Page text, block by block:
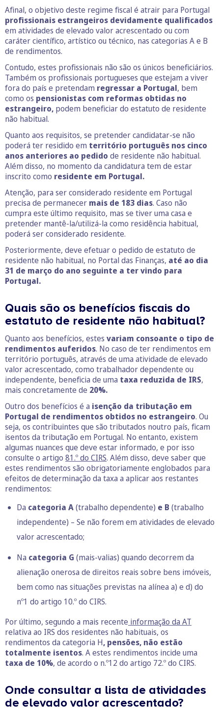
Afinal, o objetivo deste regime fiscal é atrair para Portugal
profissionais estrangeiros devidamente qualificados
em atividades de elevado valor acrescentado ou com
caráter científico, artístico ou técnico, nas categorias A e B
de rendimentos.
Contudo, estes profissionais não são os únicos beneficiários.
Também os profissionais portugueses que estejam a viver
fora do país e pretendam regressar a Portugal, bem
como os pensionistas com reformas obtidas no
estrangeiro, podem beneficiar do estatuto de residente
não habitual.
Quanto aos requisitos, se pretender candidatar-se não
poderá ter residido em território português nos cinco
anos anteriores ao pedido de residente não habitual.
Além disso, no momento da candidatura tem de estar
inscrito como residente em Portugal.
Atenção, para ser considerado residente em Portugal
precisa de permanecer mais de 183 dias. Caso não
cumpra este último requisito, mas se tiver uma casa e
pretender mantê-la/utilizá-la como residência habitual,
poderá ser considerado residente.
Posteriormente, deve efetuar o pedido de estatuto de
residente não habitual, no Portal das Finanças, até ao dia
31 de março do ano seguinte a ter vindo para
Portugal.
Quais são os benefícios fiscais do
estatuto de residente não habitual?
Quanto aos benefícios, estes variam consoante o tipo de
rendimentos auferidos. No caso de ter rendimentos em
território português, através de uma atividade de elevado
valor acrescentado, como trabalhador dependente ou
independente, beneficia de uma taxa reduzida de IRS,
mais concretamente de 20%.
Outro dos benefícios é a isenção da tributação em
Portugal de rendimentos obtidos no estrangeiro. Ou
seja, os contribuintes que são tributados noutro país, ficam
isentos da tributação em Portugal. No entanto, existem
algumas nuances que deve estar informado, e por isso
consulte o artigo 81.º do CIRS. Além disso, deve saber que
estes rendimentos são obrigatoriamente englobados para
efeitos de determinação da taxa a aplicar aos restantes
rendimentos:
Da categoria A(trabalho dependente) e B (trabalho
independente) – Se não forem em atividades de elevado
valor acrescentado;
Na categoria G (mais-valias) quando decorrem da
alienação onerosa de direitos reais sobre bens imóveis,
bem como nas situações previstas na alínea a) e d) do
nº1 do artigo 10.º do CIRS.
Por último, segundo a mais recente informação da AT
relativa ao IRS dos residentes não habituais, os
rendimentos da categoria H, pensões, não estão
totalmente isentos. A estes rendimentos incide uma
taxa de 10%, de acordo o n.º12 do artigo 72.º do CIRS.
Onde consultar a lista de atividades
de elevado valor acrescentado?